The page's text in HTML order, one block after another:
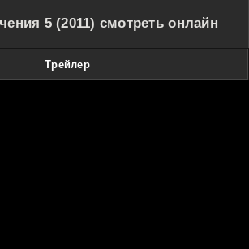
5 (2011) смотреть онлайн
Трейлер